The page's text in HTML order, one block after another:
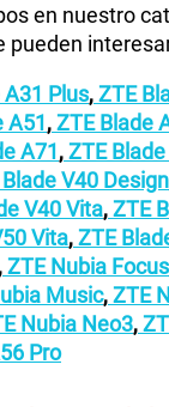
en nuestro
pueden
A31 Plus,ZTE
A51,ZTE Blade
A71,ZTE
V40 Design
V40 Vita,ZTE
Vita,ZTE
ZTE Nubia Focus
Music,ZTE
Nubia Neo3,
Pro